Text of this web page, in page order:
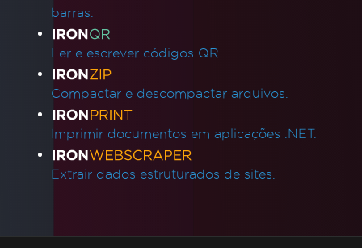
barras.
Ler e escrever códigos QR.
Compactar e descompactar arquivos.
Imprimir documentos em aplicações .NET.
Extrair dados estruturados de sites.